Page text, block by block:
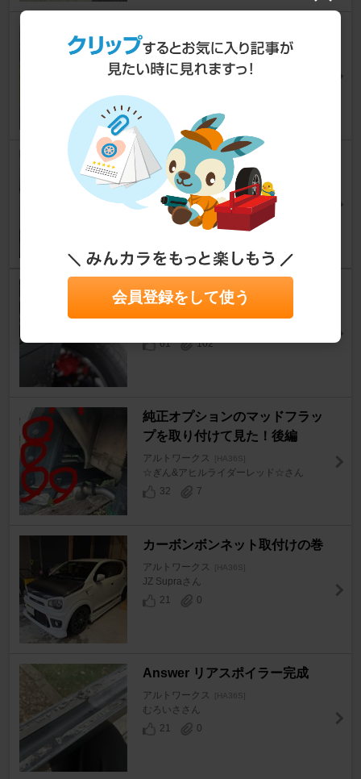
プを取り付けてみた！前編
アルトワークス [HA36S]
めがねガーニッシュ交換
アルトワークス [HA36S]
りょー@さん
28
17
フロントバンパーの取り外し②
61
102
純正オプションのマッドフラッ
プを取り付けて見た！後編
アルトワークス [HA36S]
☆ぎん&アヒルライダーレッド☆さん
32
7
カーボンボンネット取付けの巻
アルトワークス [HA36S]
JZ Supraさん
21
0
Answer リアスポイラー完成
アルトワークス [HA36S]
むろいささん
21
0
会員登録をして使う